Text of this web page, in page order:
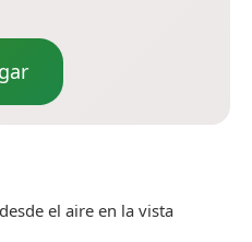
el aire en la vista